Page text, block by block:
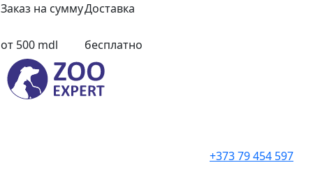
Заказ на суммуДоставка
от 500 mdl бесплатно
+373 79 454 597